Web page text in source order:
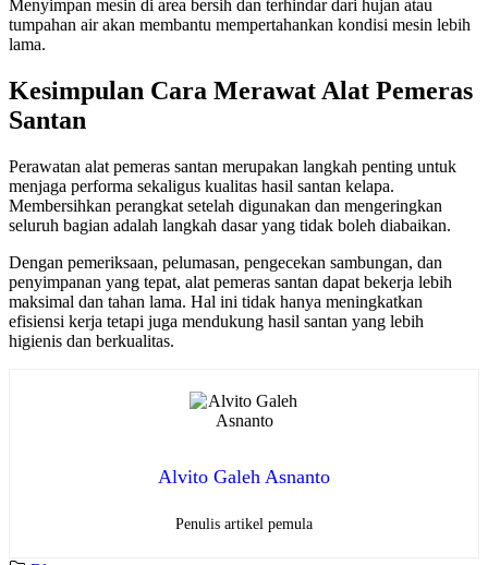
Menyimpan mesin di area bersih dan terhindar dari hujan atau
tumpahan air akan membantu mempertahankan kondisi mesin lebih
lama.
Kesimpulan Cara Merawat Alat Pemeras
Santan
Perawatan alat pemeras santan merupakan langkah penting untuk
menjaga performa sekaligus kualitas hasil santan kelapa.
Membersihkan perangkat setelah digunakan dan mengeringkan
seluruh bagian adalah langkah dasar yang tidak boleh diabaikan.
Dengan pemeriksaan, pelumasan, pengecekan sambungan, dan
penyimpanan yang tepat, alat pemeras santan dapat bekerja lebih
maksimal dan tahan lama. Hal ini tidak hanya meningkatkan
efisiensi kerja tetapi juga mendukung hasil santan yang lebih
higienis dan berkualitas.
Alvito Galeh Asnanto
Penulis artikel pemula